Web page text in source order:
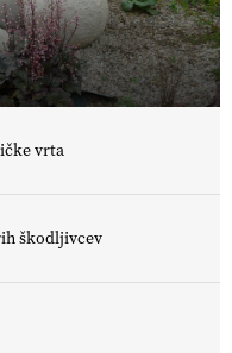
vrta
škodljivcev